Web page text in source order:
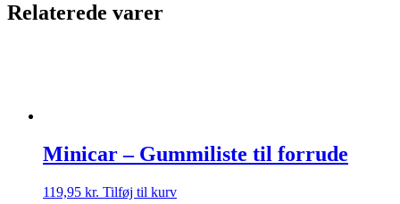
Relaterede varer
Minicar – Gummiliste til forrude
119,95 kr. Tilføj til kurv